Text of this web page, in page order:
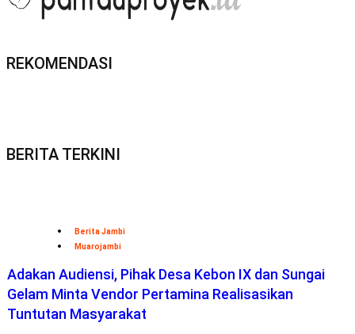
REKOMENDASI
BERITA TERKINI
Berita Jambi
Muarojambi
Adakan Audiensi, Pihak Desa Kebon IX dan Sungai
Gelam Minta Vendor Pertamina Realisasikan
Tuntutan Masyarakat